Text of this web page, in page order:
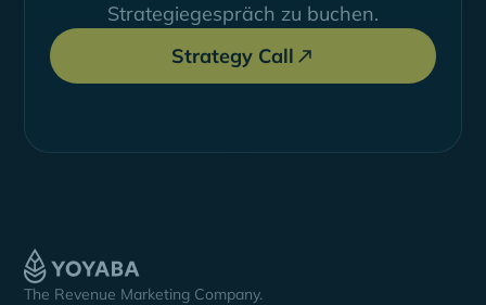
Strategiegespräch zu buchen.
Strategy Call
The Revenue Marketing Company.